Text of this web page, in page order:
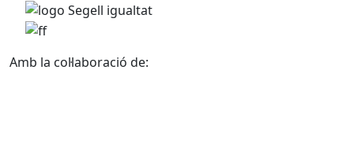
Amb la col·laboració de: